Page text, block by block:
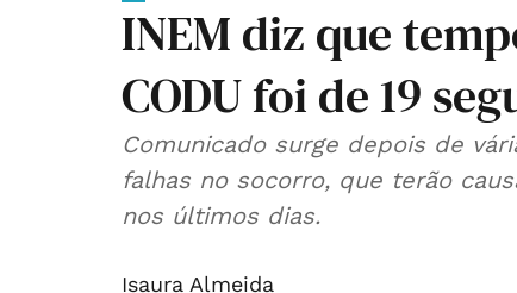
INEM diz que
CODU foi de 19
Comunicado surge depois de
falhas no socorro, que terão
nos últimos dias.
Isaura Almeida